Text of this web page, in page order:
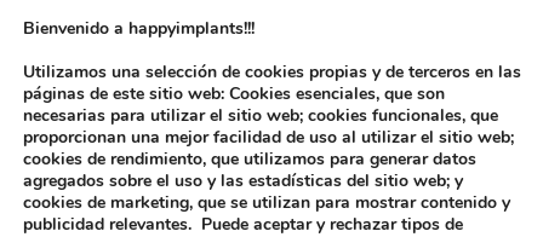
Bienvenido a happyimplants!!!
Utilizamos una selección de cookies propias y de terceros en las
páginas de este sitio web: Cookies esenciales, que son
necesarias para utilizar el sitio web; cookies funcionales, que
proporcionan una mejor facilidad de uso al utilizar el sitio web;
cookies de rendimiento, que utilizamos para generar datos
agregados sobre el uso y las estadísticas del sitio web; y
cookies de marketing, que se utilizan para mostrar contenido y
publicidad relevantes. Puede aceptar y rechazar tipos de